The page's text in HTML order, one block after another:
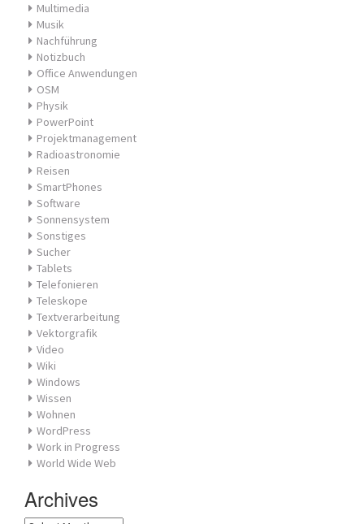
Multimedia
Musik
Nachführung
Notizbuch
Office Anwendungen
OSM
Physik
PowerPoint
Projektmanagement
Radioastronomie
Reisen
SmartPhones
Software
Sonnensystem
Sonstiges
Sucher
Tablets
Telefonieren
Teleskope
Textverarbeitung
Vektorgrafik
Video
Wiki
Windows
Wissen
Wohnen
WordPress
Work in Progress
World Wide Web
Archives